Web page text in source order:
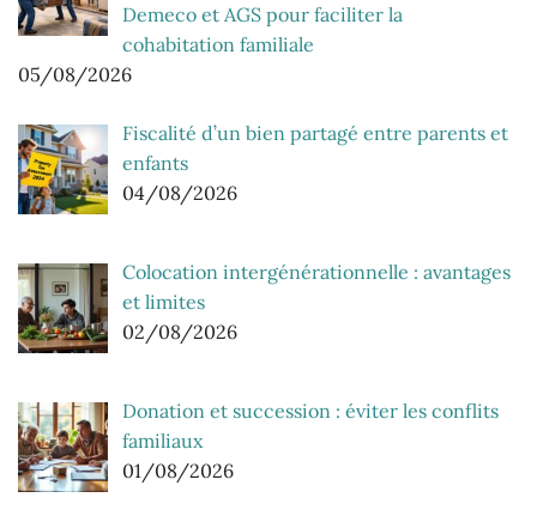
Demeco et AGS pour faciliter la
cohabitation familiale
05/08/2026
Fiscalité d’un bien partagé entre parents et
enfants
04/08/2026
Colocation intergénérationnelle : avantages
et limites
02/08/2026
Donation et succession : éviter les conflits
familiaux
01/08/2026